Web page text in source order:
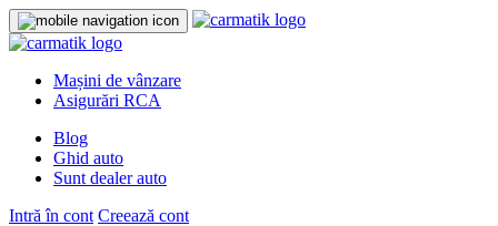
Mașini de vânzare
Asigurări RCA
Blog
Ghid auto
Sunt dealer auto
Intră în cont Creează cont